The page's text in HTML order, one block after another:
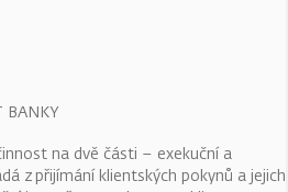
BANKY
na dvě části – exekuční a
z přijímání klientských pokynů a jejich